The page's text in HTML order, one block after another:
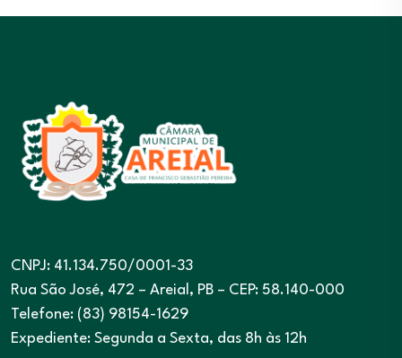
CNPJ: 41.134.750/0001-33
Rua São José, 472 – Areial, PB – CEP: 58.140-000
Telefone: (83) 98154-1629
Expediente: Segunda a Sexta, das 8h às 12h